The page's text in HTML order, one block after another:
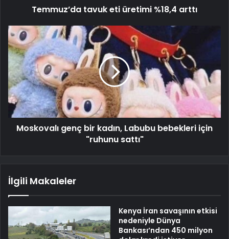
Temmuz’da tavuk eti üretimi %18,4 arttı
Moskovalı genç bir kadın, Labubu bebekleri için
"ruhunu sattı"
İlgili Makaleler
Kenya İran savaşının etkisi
nedeniyle Dünya
Bankası’ndan 450 milyon